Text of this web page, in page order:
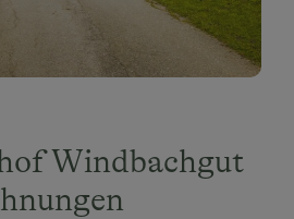
Windbachgut